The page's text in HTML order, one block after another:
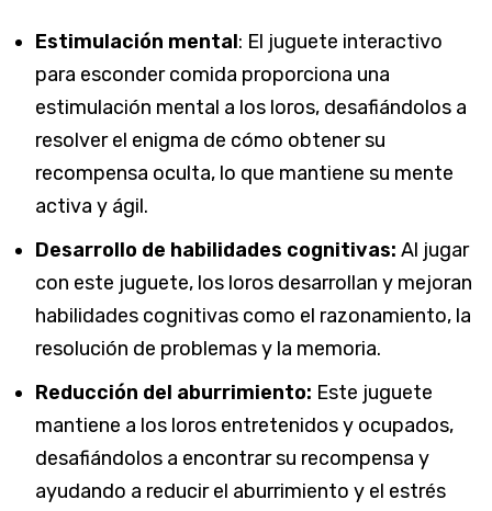
Estimulación mental: El juguete interactivo
para esconder comida proporciona una
estimulación mental a los loros, desafiándolos a
resolver el enigma de cómo obtener su
recompensa oculta, lo que mantiene su mente
activa y ágil.
Desarrollo de habilidades cognitivas: Al jugar
con este juguete, los loros desarrollan y mejoran
habilidades cognitivas como el razonamiento, la
resolución de problemas y la memoria.
Reducción del aburrimiento: Este juguete
mantiene a los loros entretenidos y ocupados,
desafiándolos a encontrar su recompensa y
ayudando a reducir el aburrimiento y el estrés